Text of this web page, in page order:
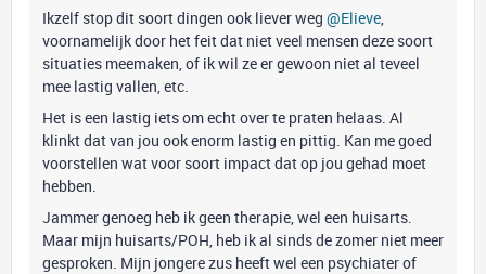
Ikzelf stop dit soort dingen ook liever weg @Elieve,
voornamelijk door het feit dat niet veel mensen deze soort
situaties meemaken, of ik wil ze er gewoon niet al teveel
mee lastig vallen, etc.
Het is een lastig iets om echt over te praten helaas. Al
klinkt dat van jou ook enorm lastig en pittig. Kan me goed
voorstellen wat voor soort impact dat op jou gehad moet
hebben.
Jammer genoeg heb ik geen therapie, wel een huisarts.
Maar mijn huisarts/POH, heb ik al sinds de zomer niet meer
gesproken. Mijn jongere zus heeft wel een psychiater of